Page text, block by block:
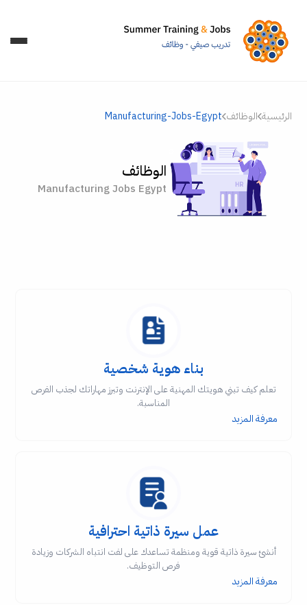
الرئيسية الوظائف Manufacturing-Jobs-Egypt
الوظائف
Manufacturing Jobs Egypt
بناء هوية شخصية
تعلم كيف تبني هويتك المهنية على الإنترنت وتبرز مهاراتك لجذب الفرص
المناسبة.
معرفة المزيد
عمل سيرة ذاتية احترافية
أنشئ سيرة ذاتية قوية ومنظمة تساعدك على لفت انتباه الشركات وزيادة
فرص التوظيف.
معرفة المزيد